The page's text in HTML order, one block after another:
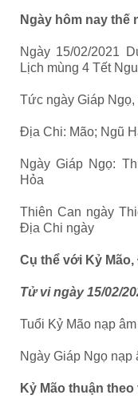
Ngày hôm nay thế
Ngày 15/02/2021
Lịch mùng 4 Tết
Tức ngày Giáp
Địa Chi: Mão; Ngũ
Ngày Giáp Ngọ:
Hỏa
Thiên Can ngày
Địa Chi ngày
Cụ thể với Kỷ
Tử vi ngày15/02/
Tuổi Kỷ Mão nạp
Ngày Giáp Ngọ nạp
Kỷ Mão thuận theo